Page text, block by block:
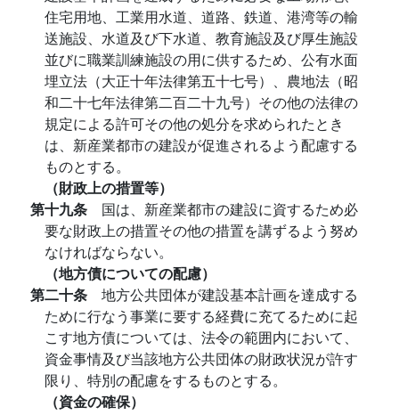
住宅用地、工業用水道、道路、鉄道、港湾等の輸
送施設、水道及び下水道、教育施設及び厚生施設
並びに職業訓練施設の用に供するため、公有水面
埋立法（大正十年法律第五十七号）、農地法（昭
和二十七年法律第二百二十九号）その他の法律の
規定による許可その他の処分を求められたとき
は、新産業都市の建設が促進されるよう配慮する
ものとする。
（財政上の措置等）
第十九条 国は、新産業都市の建設に資するため必
要な財政上の措置その他の措置を講ずるよう努め
なければならない。
（地方債についての配慮）
第二十条 地方公共団体が建設基本計画を達成する
ために行なう事業に要する経費に充てるために起
こす地方債については、法令の範囲内において、
資金事情及び当該地方公共団体の財政状況が許す
限り、特別の配慮をするものとする。
（資金の確保）